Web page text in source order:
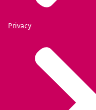
Privacy